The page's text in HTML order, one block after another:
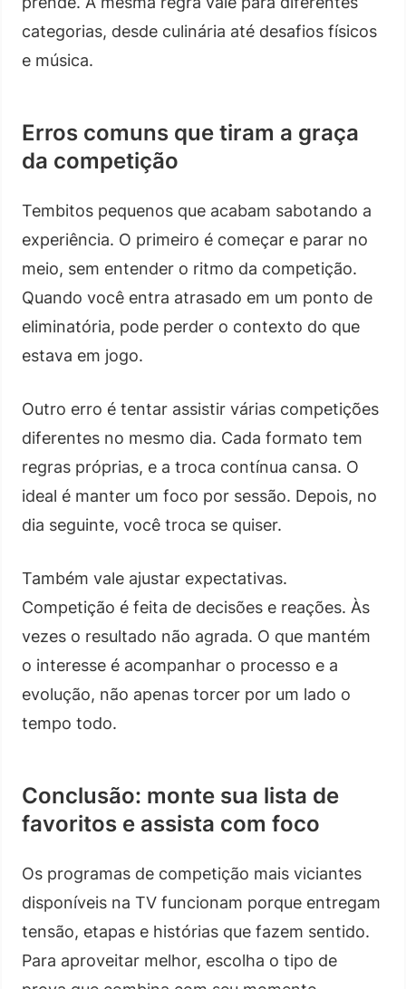
categorias, desde culinária até desafios físicos
e música.
Erros comuns que tiram a graça
da competição
Tembitos pequenos que acabam sabotando a
experiência. O primeiro é começar e parar no
meio, sem entender o ritmo da competição.
Quando você entra atrasado em um ponto de
eliminatória, pode perder o contexto do que
estava em jogo.
Outro erro é tentar assistir várias competições
diferentes no mesmo dia. Cada formato tem
regras próprias, e a troca contínua cansa. O
ideal é manter um foco por sessão. Depois, no
dia seguinte, você troca se quiser.
Também vale ajustar expectativas.
Competição é feita de decisões e reações. Às
vezes o resultado não agrada. O que mantém
o interesse é acompanhar o processo e a
evolução, não apenas torcer por um lado o
tempo todo.
Conclusão: monte sua lista de
favoritos e assista com foco
Os programas de competição mais viciantes
disponíveis na TV funcionam porque entregam
tensão, etapas e histórias que fazem sentido.
Para aproveitar melhor, escolha o tipo de